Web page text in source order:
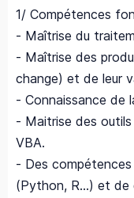
1/ Compétences
- Maîtrise du
- Maîtrise des
change) et de leur
- Connaissance de
- Maitrise des
VBA.
- Des
(Python, R…) et de